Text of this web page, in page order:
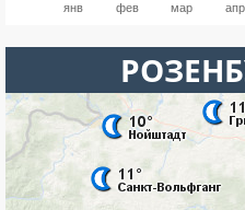
янв фев мар апр